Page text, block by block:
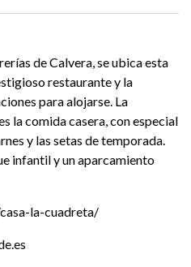
de Calvera, se ubica esta
restaurante y la
para alojarse. La
la comida casera, con especial
y las setas de temporada.
infantil y un aparcamiento
la-cuadreta/